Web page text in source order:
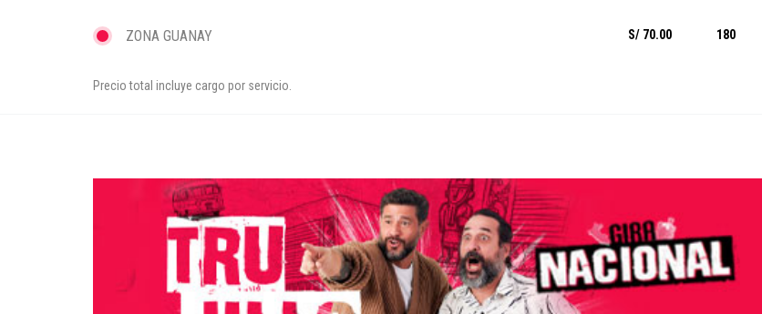
ZONA GUANAY S/ 70.00 180
Precio total incluye cargo por servicio.